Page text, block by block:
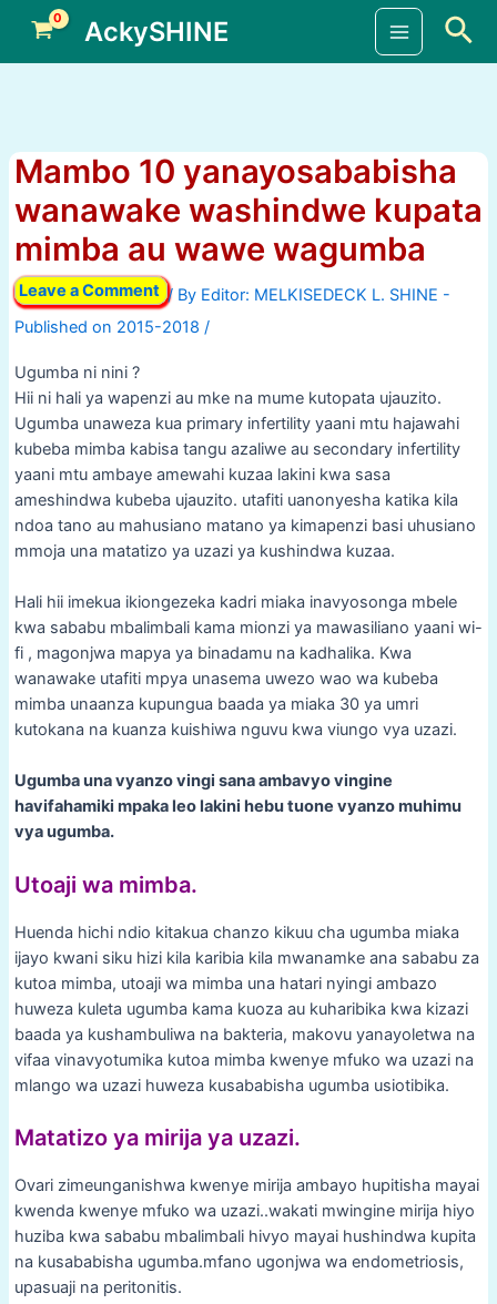
content
AckySHINE
Main
Mambo 10 yanayosababisha
wanawake washindwe kupata
mimba au wawe wagumba
Leave a Comment / By
/
Ugumba ni nini ?
Hii ni hali ya wapenzi au mke na mume kutopata ujauzito.
Ugumba unaweza kua primary infertility yaani mtu hajawahi
kubeba mimba kabisa tangu azaliwe au secondary infertility
yaani mtu ambaye amewahi kuzaa lakini kwa sasa
ameshindwa kubeba ujauzito. utafiti uanonyesha katika kila
ndoa tano au mahusiano matano ya kimapenzi basi uhusiano
mmoja una matatizo ya uzazi ya kushindwa kuzaa.
Hali hii imekua ikiongezeka kadri miaka inavyosonga mbele
kwa sababu mbalimbali kama mionzi ya mawasiliano yaani wi-
fi , magonjwa mapya ya binadamu na kadhalika. Kwa
wanawake utafiti mpya unasema uwezo wao wa kubeba
mimba unaanza kupungua baada ya miaka 30 ya umri
kutokana na kuanza kuishiwa nguvu kwa viungo vya uzazi.
Ugumba una vyanzo vingi sana ambavyo vingine
havifahamiki mpaka leo lakini hebu tuone vyanzo muhimu
vya ugumba.
Utoaji wa mimba.
Huenda hichi ndio kitakua chanzo kikuu cha ugumba miaka
ijayo kwani siku hizi kila karibia kila mwanamke ana sababu za
kutoa mimba, utoaji wa mimba una hatari nyingi ambazo
huweza kuleta ugumba kama kuoza au kuharibika kwa kizazi
baada ya kushambuliwa na bakteria, makovu yanayoletwa na
vifaa vinavyotumika kutoa mimba kwenye mfuko wa uzazi na
mlango wa uzazi huweza kusababisha ugumba usiotibika.
Matatizo ya mirija ya uzazi.
Ovari zimeunganishwa kwenye mirija ambayo hupitisha mayai
kwenda kwenye mfuko wa uzazi..wakati mwingine mirija hiyo
huziba kwa sababu mbalimbali hivyo mayai hushindwa kupita
na kusababisha ugumba.mfano ugonjwa wa endometriosis,
upasuaji na peritonitis.